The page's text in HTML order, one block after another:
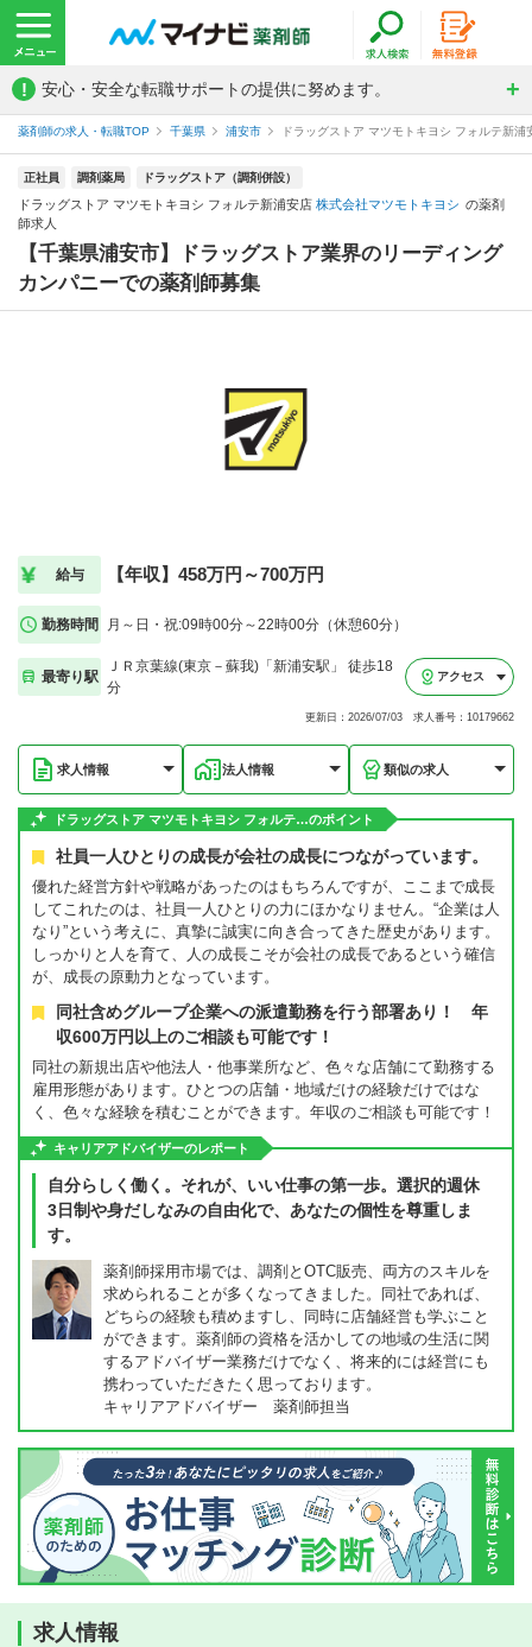
! 安心・安全な転職サポートの提供に努めます。
薬剤師の求人・転職TOP 千葉県 浦安市 ドラッグストア マツモトキヨシ フォルテ新
正社員 調剤薬局 ドラッグストア（調剤併設）
ドラッグストア マツモトキヨシ フォルテ新浦安店 株式会社マツモトキヨシ の薬剤
師求人
【千葉県浦安市】ドラッグストア業界のリーディング
カンパニーでの薬剤師募集
給与 【年収】458万円～700万円
勤務時間 月～日・祝:09時00分～22時00分（休憩60分）
最寄り駅
ＪＲ京葉線(東京－蘇我)「新浦安駅」 徒歩18
分
アクセス
更新日：2026/07/03 求人番号：10179662
求人情報 法人情報 類似の求人
ドラッグストア マツモトキヨシ フォルテ…のポイント
社員一人ひとりの成長が会社の成長につながっています。
優れた経営方針や戦略があったのはもちろんですが、ここまで成長
してこれたのは、社員一人ひとりの力にほかなりません。“企業は人
なり”という考えに、真摯に誠実に向き合ってきた歴史があります。
しっかりと人を育て、人の成長こそが会社の成長であるという確信
が、成長の原動力となっています。
同社含めグループ企業への派遣勤務を行う部署あり！ 年
収600万円以上のご相談も可能です！
同社の新規出店や他法人・他事業所など、色々な店舗にて勤務する
雇用形態があります。ひとつの店舗・地域だけの経験だけではな
く、色々な経験を積むことができます。年収のご相談も可能です！
キャリアアドバイザーのレポート
自分らしく働く。それが、いい仕事の第一歩。選択的週休
3日制や身だしなみの自由化で、あなたの個性を尊重しま
す。
薬剤師採用市場では、調剤とOTC販売、両方のスキルを
求められることが多くなってきました。同社であれば、
どちらの経験も積めますし、同時に店舗経営も学ぶこと
ができます。薬剤師の資格を活かしての地域の生活に関
するアドバイザー業務だけでなく、将来的には経営にも
携わっていただきたく思っております。
キャリアアドバイザー 薬剤師担当
求人情報